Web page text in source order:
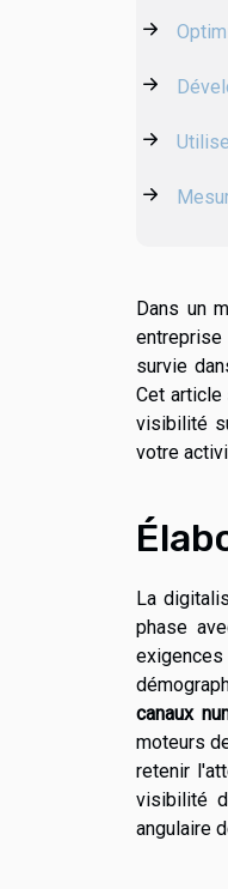
Dans un
survie
Cet
visibilité
votre
La
phase
exigences
canaux
moteurs
retenir
visibilité
angulaire